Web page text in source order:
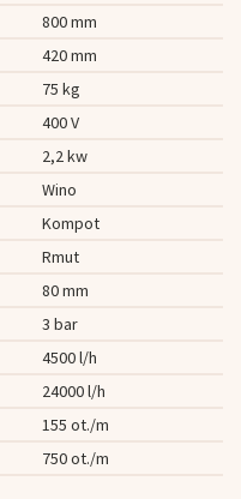
800 mm
420 mm
75 kg
400 V
2,2 kw
Wino
Kompot
Rmut
80 mm
3 bar
4500 l/h
24000 l/h
155 ot./m
750 ot./m